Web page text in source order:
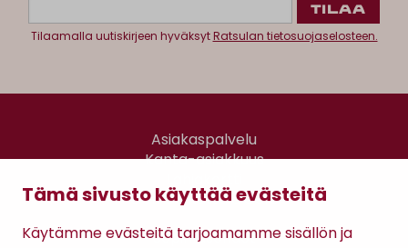
Tämä sivusto käyttää evästeitä
Käytämme evästeitä tarjoamamme sisällön ja
Tilaamalla uutiskirjeen hyväksytRatsulan tietosuojaselosteen.
Asiakaspalvelu
Kanta-asiakkuus
Gomee Ratsula Café
Sopimusehdot